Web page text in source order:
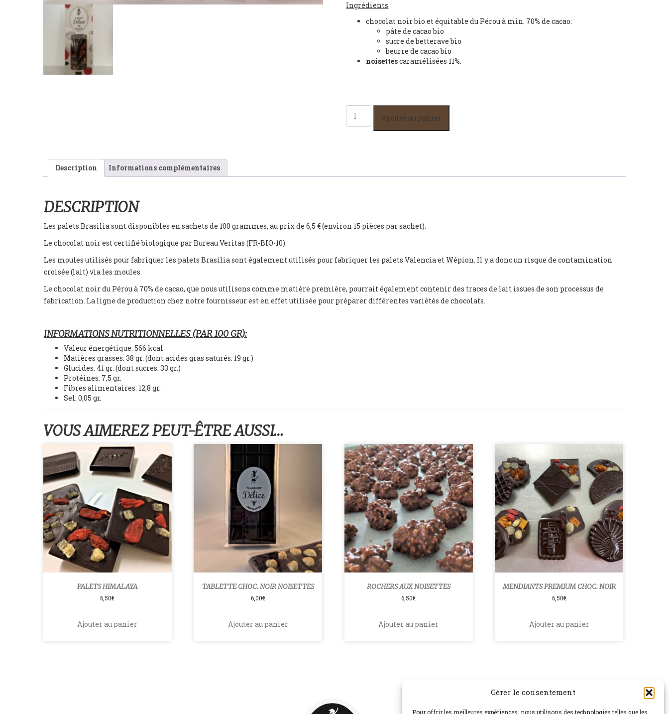
Gérer le consentement
Pour offrir les meilleures expériences, nous utilisons des technologies telles que les
Ingrédients
chocolat noir bio et équitable du Pérou à min. 70% de cacao:
pâte de cacao bio
sucre de betterave bio
beurre de cacao bio
noisettescaramélisées 11%.
quantité
Palets
Ajouter au panier
Description Informations complémentaires
DESCRIPTION
Les palets Brasilia sont disponibles en sachets de 100 grammes, au prix de 6,5 € (environ 15 pièces par sachet).
Le chocolat noir est certifié biologique par Bureau Veritas (FR-BIO-10).
Les moules utilisés pour fabriquer les palets Brasilia sont également utilisés pour fabriquer les palets Valencia et Wépion. Il y a donc un risque de contamination
croisée (lait) via les moules.
Le chocolat noir du Pérou à 70% de cacao, que nous utilisons comme matière première, pourrait également contenir des traces de lait issues de son processus de
fabrication. La ligne de production chez notre fournisseur est en effet utilisée pour préparer différentes variétés de chocolats.
INFORMATIONS NUTRITIONNELLES (PAR 100 GR):
Valeur énergétique: 566 kcal
Matières grasses: 38 gr. (dont acides gras saturés: 19 gr.)
Glucides: 41 gr. (dont sucres: 33 gr.)
Protéines: 7,5 gr.
Fibres alimentaires: 12,8 gr.
Sel: 0,05 gr.
VOUS AIMEREZ PEUT-ÊTRE AUSSI…
PALETS HIMALAYA
6,50€
Ajouter au panier
TABLETTE CHOC. NOIR NOISETTES
6,00€
Ajouter au panier
ROCHERS AUX NOISETTES
6,50€
Ajouter au panier
MENDIANTS PREMIUM CHOC. NOIR
6,50€
Ajouter au panier